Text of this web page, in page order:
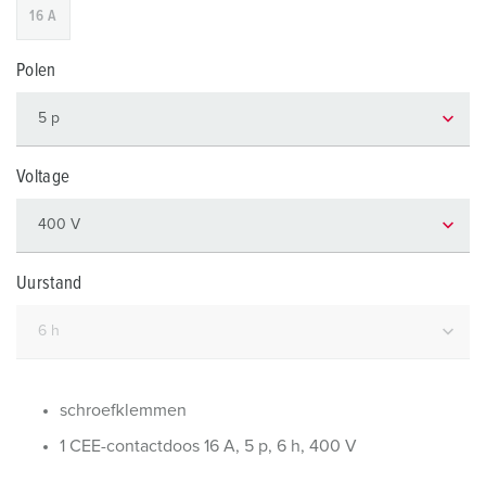
16 A
Polen
Voltage
Uurstand
schroefklemmen
1 CEE-contactdoos 16 A, 5 p, 6 h, 400 V